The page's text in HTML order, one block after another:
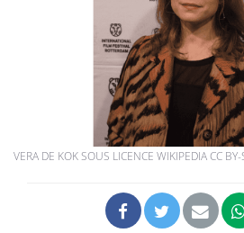
VERA DE KOK SOUS LICENCE WIKIPEDIA CC